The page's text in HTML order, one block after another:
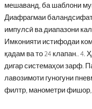
мешаванд, ба шаблони
Диафрагмаи
импулсӣ ва диапазони
Имконияти истифодаи
қадам ва то 24 клапан.. 4.
дигар системаҳои зарф.
лавозимоти гуногуни
филтр, манометри фишор,